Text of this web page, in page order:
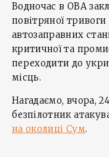
Водночас в ОВА
повітряної
автозаправних
критичної та
переходити до
місць.
Нагадаємо, вчора,
безпілотник
на околиці Сум.